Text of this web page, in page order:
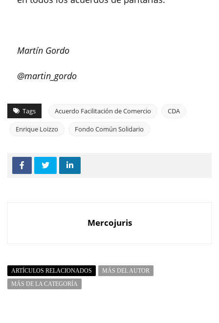
Martín Gordo
@martin_gordo
Tags Acuerdo Facilitación de Comercio CDA
Enrique Loizzo Fondo Común Solidario
Mercojuris
ARTÍCULOS RELACIONADOS
MÁS DEL AUTOR
MÁS DE LA CATEGORÍA